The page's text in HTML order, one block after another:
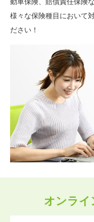
様々な保険種目において
ださい！
オンライ